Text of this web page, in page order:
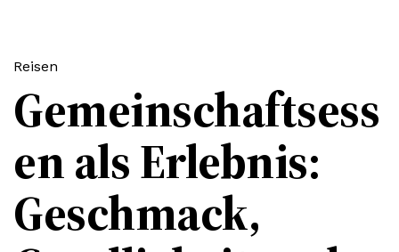
Gemeinschaftsess
en als Erlebnis:
Geschmack,
Reisen